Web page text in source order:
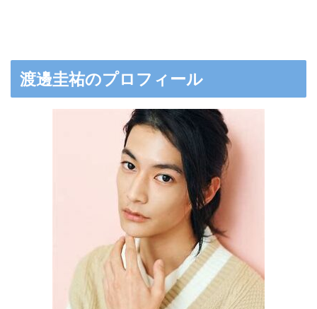
渡邊圭祐のプロフィール